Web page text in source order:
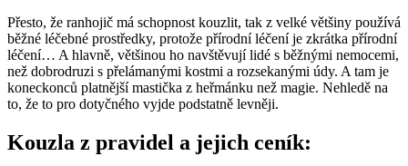
Přesto, že ranhojič má schopnost kouzlit, tak z velké většiny používá
běžné léčebné prostředky, protože přírodní léčení je zkrátka přírodní
léčení… A hlavně, většinou ho navštěvují lidé s běžnými nemocemi,
než dobrodruzi s přelámanými kostmi a rozsekanými údy. A tam je
koneckonců platnější mastička z heřmánku než magie. Nehledě na
to, že to pro dotyčného vyjde podstatně levněji.
Kouzla z pravidel a jejich ceník: